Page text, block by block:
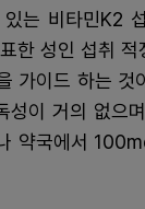
는 비타민K2
한 성인 섭취
가이드 하는
성이 거의 없으
약국에서